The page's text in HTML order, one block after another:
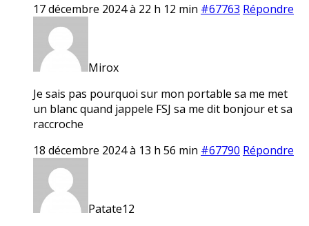
17 décembre 2024 à 22 h 12 min #67763 Répondre
Mirox
Je sais pas pourquoi sur mon portable sa me met
un blanc quand jappele FSJ sa me dit bonjour et sa
raccroche
18 décembre 2024 à 13 h 56 min #67790 Répondre
Patate12